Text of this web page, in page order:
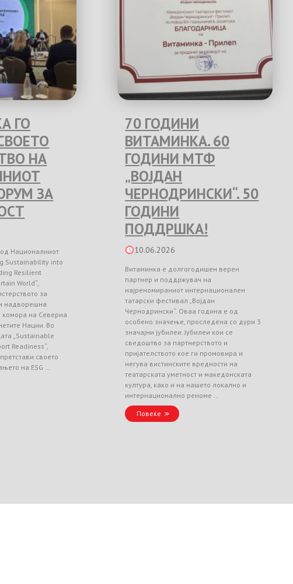
ГО
НА
ЗА
Националниот
Sustainability into
Resilient
World“,
за
надворешна
комора на Северна
Нации. Во
„Sustainable
Readiness“,
своето
на ESG …
70 ГОДИНИ
ВИТАМИНКА. 60
ГОДИНИ МТФ
„ВОЈДАН
ЧЕРНОДРИНСКИ“. 50
ГОДИНИ
ПОДДРШКА!
10.06.2026
Витаминка е долгогодишен верен
партнер и поддржувач на
најреномираниот интернационален
татарски фестивал „Војдан
Чернодрински“. Оваа година е од
особено значење, проследена со дури 3
значајни јубилеи. Јубилеи кои се
сведоштво за партнерството и
пријателството кое ги промовира и
негува вистинските вредности на
театарската уметност и македонската
култура, како и на нашето локално и
интернационално реноме …
Повеќе